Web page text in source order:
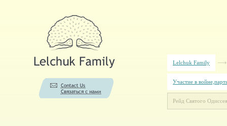
Lelchuk Family
Участие в
Рейд Святого